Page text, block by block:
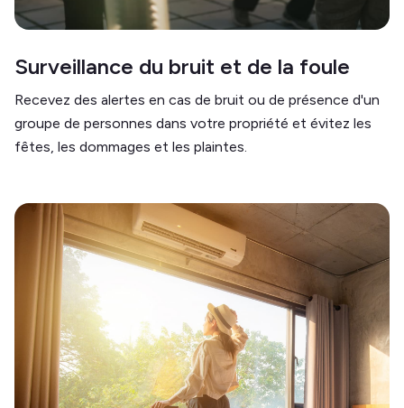
Surveillance du bruit et de la foule
Recevez des alertes en cas de bruit ou de présence d'un
groupe de personnes dans votre propriété et évitez les
fêtes, les dommages et les plaintes.